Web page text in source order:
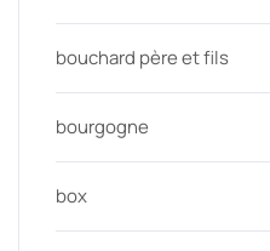
bouchard père et fils
bourgogne
box